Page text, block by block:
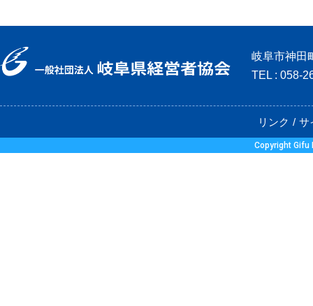
岐阜市神田
TEL : 058-
リンク サ
Copyright Gifu